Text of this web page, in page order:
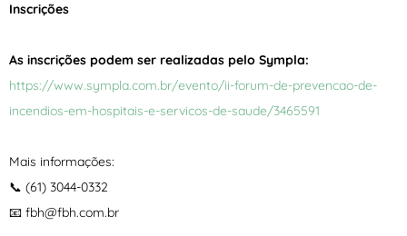
Inscrições
As inscrições podem ser realizadas pelo Sympla:
https://www.sympla.com.br/evento/ii-forum-de-prevencao-de-
incendios-em-hospitais-e-servicos-de-saude/3465591
Mais informações:
📞 (61) 3044-0332
📧 fbh@fbh.com.br